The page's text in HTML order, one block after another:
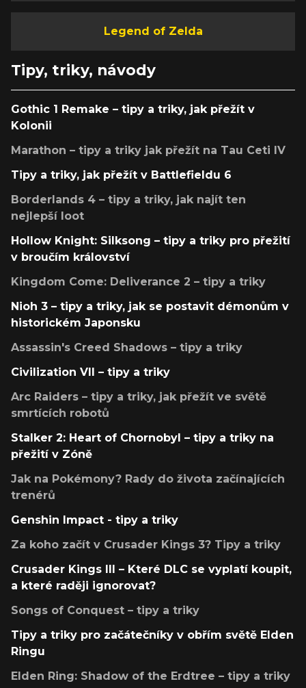
Legend of Zelda
Tipy, triky, návody
Gothic 1 Remake – tipy a triky, jak přežít v
Kolonii
Marathon – tipy a triky jak přežít na Tau Ceti IV
Tipy a triky, jak přežít v Battlefieldu 6
Borderlands 4 – tipy a triky, jak najít ten
nejlepší loot
Hollow Knight: Silksong – tipy a triky pro přežití
v broučím království
Kingdom Come: Deliverance 2 – tipy a triky
Nioh 3 – tipy a triky, jak se postavit démonům v
historickém Japonsku
Assassin's Creed Shadows – tipy a triky
Civilization VII – tipy a triky
Arc Raiders – tipy a triky, jak přežít ve světě
smrtících robotů
Stalker 2: Heart of Chornobyl – tipy a triky na
přežití v Zóně
Jak na Pokémony? Rady do života začínajících
trenérů
Genshin Impact - tipy a triky
Za koho začít v Crusader Kings 3? Tipy a triky
Crusader Kings III – Které DLC se vyplatí koupit,
a které raději ignorovat?
Songs of Conquest – tipy a triky
Tipy a triky pro začátečníky v obřím světě Elden
Ringu
Elden Ring: Shadow of the Erdtree – tipy a triky